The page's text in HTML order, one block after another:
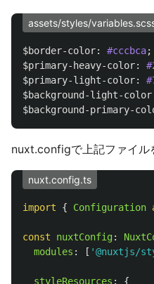
assets/styles/
$border-color: #cccbca;
$primary-heavy-color:
$primary-light-color:
$background-light-color
$background-primary-
nuxt.configで上記ファイル
nuxt.config.ts
import { Configuration
const nuxtConfig:
modules : [ '@nuxtjs/
styleResources :
{